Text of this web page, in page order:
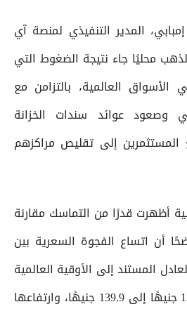
المدير التنفيذي لمنصة آي
محليًا جاء نتيجة الضغوط التي
العالمية، بالتزامن مع
وصعود عوائد سندات الخزانة
المستثمرين إلى تقليص مراكزهم
أظهرت قدرًا من التماسك مقارنة
أن اتساع الفجوة السعرية بين
المستند إلى الأوقية العالمية
وسعر الصرف، من 129.53 جنيهًا إلى 139.9 جنيهًا، وارتفاعها